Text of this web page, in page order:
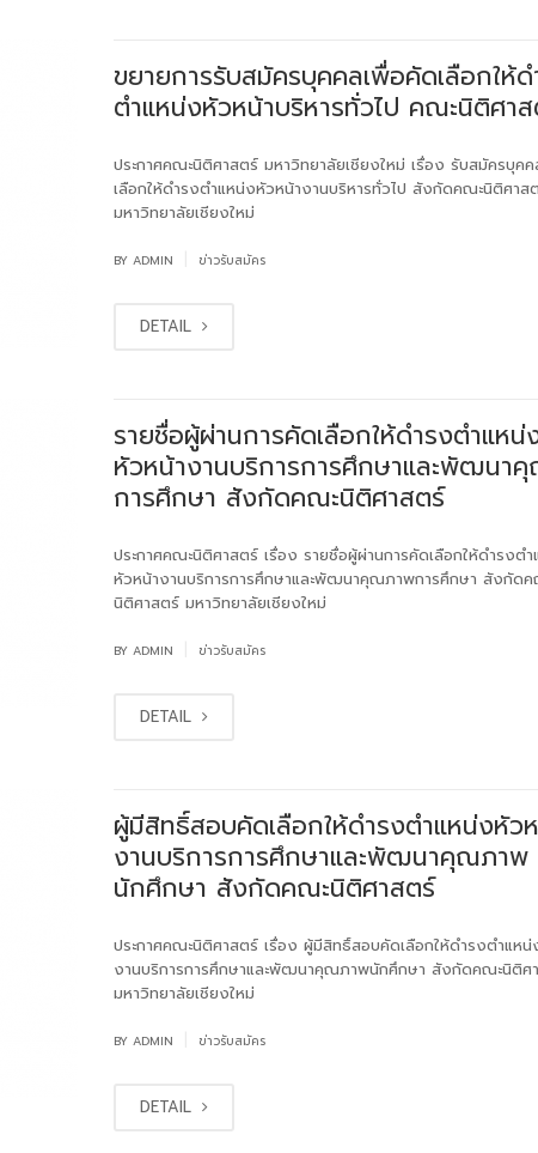
ขยายการรับสมัครบุคคลเพื่อคัดเลือกให้ด
ตำแหน่งหัวหน้าบริหารทั่วไป คณะนิติศา
ประกาศคณะนิติศาสตร์ มหาวิทยาลัยเชียงใหม่ เรื่อง รับสมัครบุค
เลือกให้ดำรงตำแหน่งหัวหน้างานบริหารทั่วไป สังกัดคณะนิติศาส
มหาวิทยาลัยเชียงใหม่
BY ADMIN ข่าวรับสมัคร
DETAIL
รายชื่อผู้ผ่านการคัดเลือกให้ดำรงตำแหน่
หัวหน้างานบริการการศึกษาและพัฒนา
การศึกษา สังกัดคณะนิติศาสตร์
ประกาศคณะนิติศาสตร์ เรื่อง รายชื่อผู้ผ่านการคัดเลือกให้ดำรงต
หัวหน้างานบริการการศึกษาและพัฒนาคุณภาพการศึกษา สังกัด
นิติศาสตร์ มหาวิทยาลัยเชียงใหม่
BY ADMIN ข่าวรับสมัคร
DETAIL
ผู้มีสิทธิ์สอบคัดเลือกให้ดำรงตำแหน่งหัว
งานบริการการศึกษาและพัฒนาคุณภาพ
นักศึกษา สังกัดคณะนิติศาสตร์
ประกาศคณะนิติศาสตร์ เรื่อง ผู้มีสิทธิ์สอบคัดเลือกให้ดำรงตำแหน่
งานบริการการศึกษาและพัฒนาคุณภาพนักศึกษา สังกัดคณะนิติศ
มหาวิทยาลัยเชียงใหม่
BY ADMIN ข่าวรับสมัคร
DETAIL